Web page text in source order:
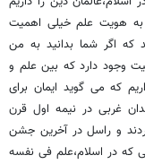
به هویت علم خیلی اهمیت
که اگر شما بدانید به من
وجود دارد که بین علم و
که می گوید ایمان برای
غربی در نیمه اول قرن
و راسل در آخرین جشن
که در اسلام،علم فی نفسه